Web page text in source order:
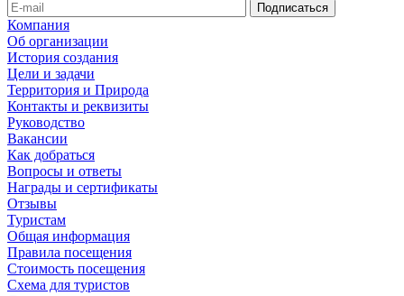
Компания
Об организации
История создания
Цели и задачи
Территория и Природа
Контакты и реквизиты
Руководство
Вакансии
Как добраться
Вопросы и ответы
Награды и сертификаты
Отзывы
Туристам
Общая информация
Правила посещения
Стоимость посещения
Схема для туристов